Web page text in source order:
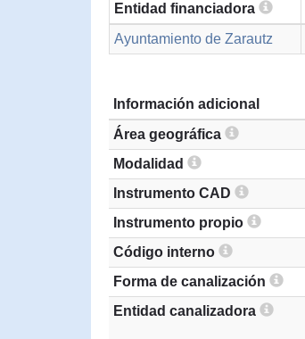
Entidad financiadora
Ayuntamiento de Zarautz
Información adicional
Área geográfica
Modalidad
Instrumento CAD
Instrumento propio
Código interno
Forma de canalización
Entidad canalizadora